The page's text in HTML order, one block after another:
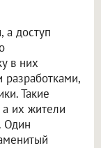
а доступ
в них
Такие
а их жители
Один